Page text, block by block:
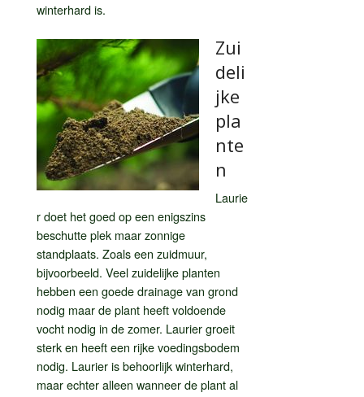
winterhard is.
Zui
deli
jke
pla
nte
n
Laurie
r doet het goed op een enigszins
beschutte plek maar zonnige
standplaats. Zoals een zuidmuur,
bijvoorbeeld. Veel zuidelijke planten
hebben een goede drainage van grond
nodig maar de plant heeft voldoende
vocht nodig in de zomer. Laurier groeit
sterk en heeft een rijke voedingsbodem
nodig. Laurier is behoorlijk winterhard,
maar echter alleen wanneer de plant al